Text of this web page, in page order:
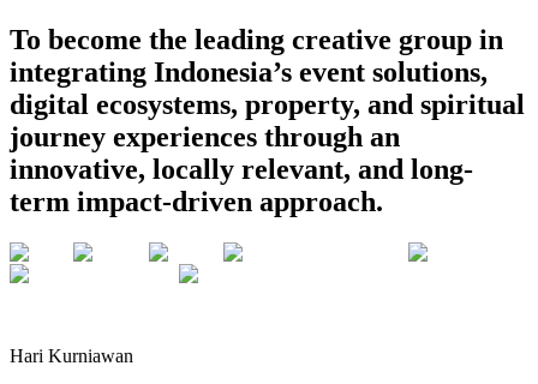
To become the leading creative group in
integrating Indonesia’s event solutions,
digital ecosystems, property, and spiritual
journey experiences through an
innovative, locally relevant, and long-
term impact-driven approach.
Hari Kurniawan